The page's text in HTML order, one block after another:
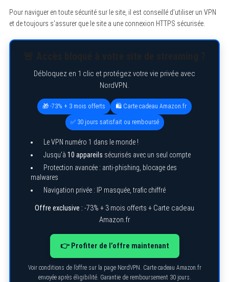
Pour naviguer en toute sécurité sur le site, il est conseillé d’utiliser un VPN
et de toujours s’assurer que le site a une connexion HTTPS sécurisée.
Débloquez en 1 clic et protégez votre vie privée avec
NordVPN.
🎁 -73% + 3 mois offerts 🛍️ Carte cadeau Amazon.fr
✅ 30 jours satisfait ou remboursé
Le VPN numéro 1 dans le monde !
Jusqu’à 10 appareils sécurisés avec un seul compte
Protection avancée : anti-phishing, blocage des
malwares
Navigation privée : IP masquée, trafic chiffré
Offre exclusive : -73% + 3 mois offerts + Carte cadeau
Amazon.fr
👉 Profiter de l’offre maintenant
Voir conditions de l’offre sur la page NordVPN. Carte cadeau Amazon.fr
envoyée après éligibilité. Garantie de remboursement 30 jours.